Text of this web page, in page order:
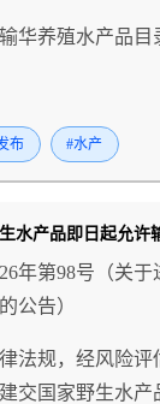
华养殖水产品目
布 #水产
水产品即日起允许
年第98号（关
公告）
法规，经风险评
交国家野生水产